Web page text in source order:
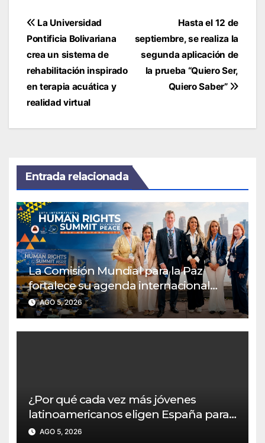
Navegación
de
entradas
Hasta el 12 de
septiembre, se realiza la
segunda aplicación de
la prueba “Quiero Ser,
Quiero Saber”
La Universidad
Pontificia Bolivariana
crea un sistema de
rehabilitación inspirado
en terapia acuática y
realidad virtual
Entrada relacionada
La Comisión Mundial para la Paz
fortalece su agenda internacional
durante la Cumbre de Derechos
Humanos en las Naciones Unidas
AGO 5, 2026
¿Por qué cada vez más jóvenes
latinoamericanos eligen España para
estudiar diseño?
AGO 5, 2026